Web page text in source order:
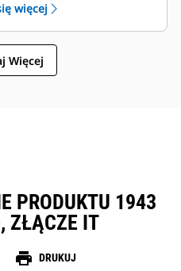
i rozładunku oraz
więcej
Więcej
PRODUKTU 1943
ZŁĄCZE IT
print DRUKUJ